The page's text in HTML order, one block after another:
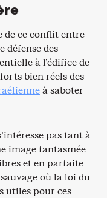
de ce conflit entre
défense des
à l’édifice de
bien réels des
à saboter
pas tant à
image fantasmée
et en parfaite
où la loi du
utiles pour ces